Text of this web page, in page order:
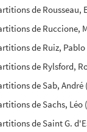
de
de Ruccione,
de Ruiz,
de Rylsford,
de Sab,
de Sachs,
de Saint G.